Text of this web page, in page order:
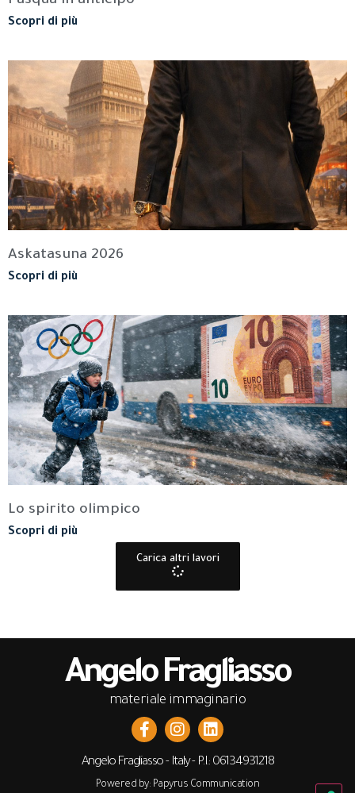
Scopri di più
Askatasuna 2026
Scopri di più
Lo spirito olimpico
Scopri di più
Carica altri lavori
Angelo Fragliasso
materiale immaginario
Angelo Fragliasso - Italy - P.I.: 06134931218
Powered by: Papyrus Communication